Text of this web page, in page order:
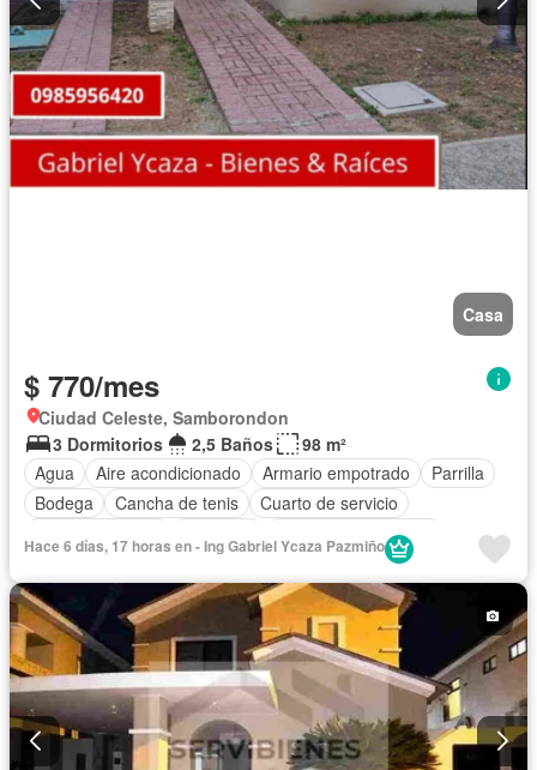
Casa
$ 770/mes
Ciudad Celeste, Samborondon
3 Dormitorios
2,5 Baños
98 m²
Agua
Aire acondicionado Armario empotrado
Parrilla
Bodega
Cancha de tenis
Cuarto de servicio
Garita de guardianía
Seguridad
Solo familias
Sin amoblar
Hace 6 días, 17 horas en - Ing Gabriel Ycaza Pazmiño